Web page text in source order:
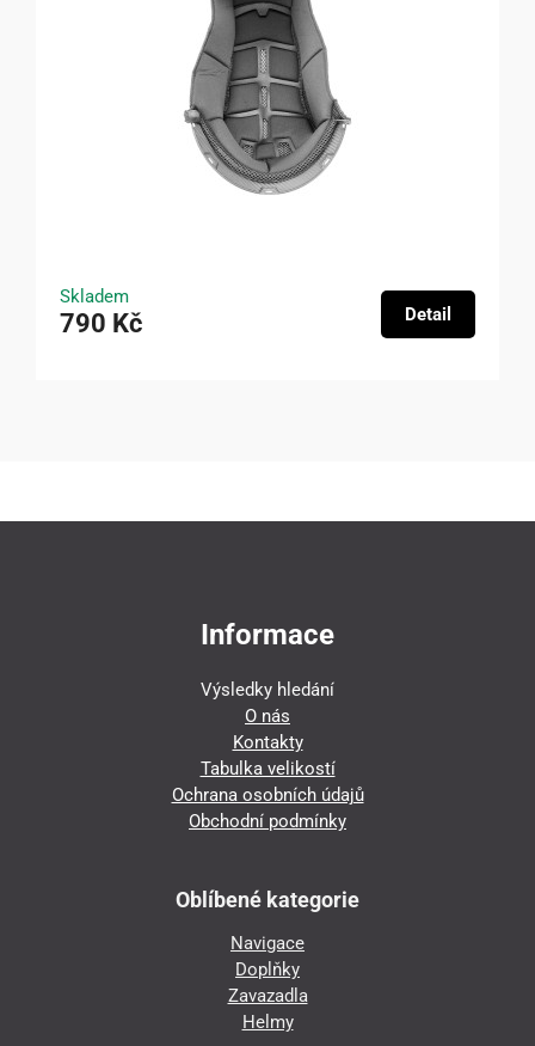
Skladem
790 Kč Detail
Informace
Výsledky hledání
O nás
Kontakty
Tabulka velikostí
Ochrana osobních údajů
Obchodní podmínky
Oblíbené kategorie
Navigace
Doplňky
Zavazadla
Helmy